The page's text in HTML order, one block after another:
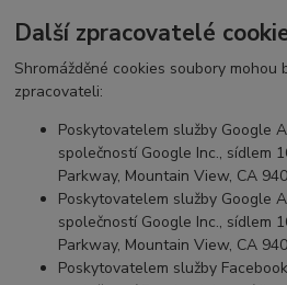
Další zpracovatelé
Shromážděné cookies soubory mohou
zpracovateli:
Poskytovatelem služby Google
společností Google Inc., sídlem
Parkway, Mountain View, CA
Poskytovatelem služby Google
společností Google Inc., sídlem
Parkway, Mountain View, CA
Poskytovatelem služby